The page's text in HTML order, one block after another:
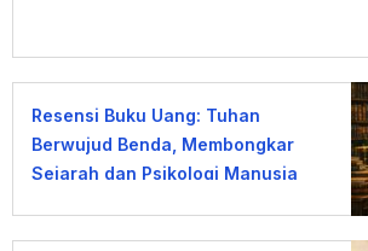
Resensi Buku Uang: Tuhan
Berwujud Benda, Membongkar
Sejarah dan Psikologi Manusia